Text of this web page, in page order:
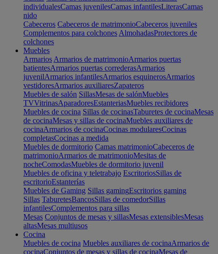
individualesCamas juvenilesCamas infantilesLiterasCamas
nido
Cabeceros Cabeceros de matrimonioCabeceros juveniles
Complementos para colchones AlmohadasProtectores de
colchones
Muebles
Armarios Armarios de matrimonioArmarios puertas
batientesArmarios puertas correderasArmarios
juvenilArmarios infantilesArmarios esquinerosArmarios
vestidoresArmarios auxiliaresZapateros
Muebles de salón SillasMesas de salónMuebles
TVVitrinasAparadoresEstanteriasMuebles recibidores
Muebles de cocina Sillas de cocinasTaburetes de cocinaMesas
de cocinaMesas y sillas de cocinaMuebles auxiliares de
cocinaArmarios de cocinaCocinas modularesCocinas
completasCocinas a medida
Muebles de dormitorio Camas matrimonioCabeceros de
matrimonioArmarios de matrimonioMesitas de
nocheComodasMuebles de dormitorio juvenil
Muebles de oficina y teletrabajo EscritoriosSillas de
escritorioEstanterías
Muebles de Gaming Sillas gamingEscritorios gaming
Sillas TaburetesBancosSillas de comedorSillas
infantilesComplementos para sillas
Mesas Conjuntos de mesas y sillasMesas extensiblesMesas
altasMesas multiusos
Cocina
Muebles de cocina Muebles auxiliares de cocinaArmarios de
cocinaConjuntos de mesas y sillas de cocinaMesas de